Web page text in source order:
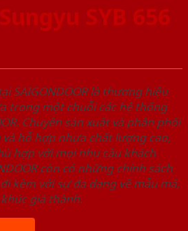
SYB 656
SAIGONDOOR là thương hiệu
trong một chuỗi các hệ thống
Chuyên sản xuất và phân phối
hỗ hợp nhựa chất lượng cao,
hợp với mọi nhu cầu khách
còn có những chính sách
kèm với sự đa dạng về mẫu mã,
giá thành.